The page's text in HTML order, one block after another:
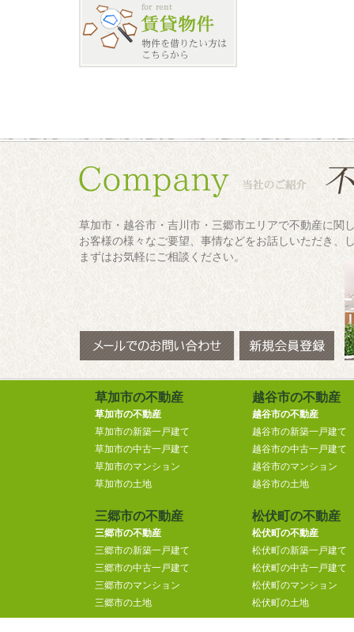
草加市・越谷市・吉川市・三郷市エリアで不動産に関
お客様の様々なご要望、事情などをお話しいただき、
まずはお気軽にご相談ください。
草加市の不動産
草加市の不動産
草加市の新築一戸建て
草加市の中古一戸建て
草加市のマンション
草加市の土地
越谷市の不動産
越谷市の不動産
越谷市の新築一戸建て
越谷市の中古一戸建て
越谷市のマンション
越谷市の土地
三郷市の不動産
三郷市の不動産
三郷市の新築一戸建て
三郷市の中古一戸建て
三郷市のマンション
三郷市の土地
松伏町の不動産
松伏町の不動産
松伏町の新築一戸建て
松伏町の中古一戸建て
松伏町のマンション
松伏町の土地